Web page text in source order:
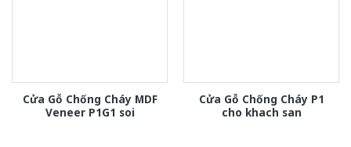
Cửa Gỗ Chống Cháy MDF
Veneer P1G1 soi
Cửa Gỗ Chống Cháy P1
cho khach san